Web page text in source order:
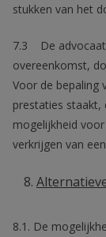
stukken van het
7.3 De advocaat
overeenkomst,
Voor de bepaling
prestaties staakt,
mogelijkheid
verkrijgen van
8.1. De